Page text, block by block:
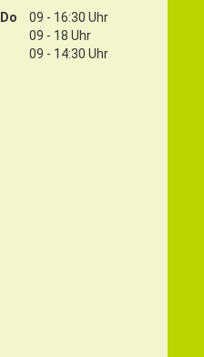
09 - 16:30 Uhr
09 - 18 Uhr
09 - 14:30 Uhr